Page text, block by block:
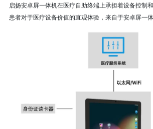
启扬安卓屏一体机在医疗自助终端上承担着设备控制
患者对于医疗设备价值的直观体验，来自于安卓屏一